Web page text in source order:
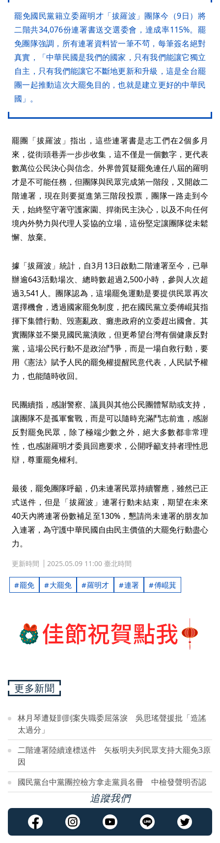
罷免國民黨籍立委羅明才「拔羅波」團隊今（9日）將
二階共34,076份連署書送交選委會，達成率115%。罷
免團隊強調，所有連署資料皆一筆不茍，每筆簽名絕對
真實，「中華民國是我們的國家，只有我們能讓它獨立
自主，只有我們能讓它不斷地更新和升級，這是全台罷
團一起推動這次大罷免目的，也就是建立更好的中華民
國」。
罷團「拔羅波」指出，這些連署書是志工們在2個多月
來，從街頭巷弄一步步收集，這不僅是一個數字，更代表
數萬位公民決心與信念。外界曾質疑罷免連任八屆的羅明
才是不可能任務，但團隊與民眾完成第一階段，又開啟二
階連署，現在則要挺進第三階段投票，團隊一路走到今
天，始終堅守著守護家園、捍衛民主決心，以及不向任何
境內外勢力與代理人妥協的立場，這份堅定讓團隊從未鬆
懈、放棄。
據「拔羅波」統計，自3月13日啟動二階連署至今，已舉
辦逾643活動場次、總時數超過2,500小時，參與人次超
過3,541人。團隊認為，這場罷免運動是要提供民眾再次
選擇機會，透過國家罷免制度，把在國民黨立委傅崐萁指
揮下集體行動、毁憲亂政、癱患政府的立委趕出國會。其
實團隊並不樂見國民黨潰敗，但更希望台灣有個健康反對
黨，這場公民行動不是政治鬥爭，而是一場自救行動，要
用《憲法》賦予人民的罷免權提醒民意代表，人民賦予權
力，也能隨時收回。
民團續指，感謝警察、議員與其他公民團體幫助或支持，
讓團隊不是孤軍奮戰，而是可以隨時充滿鬥志前進，感謝
反對罷免民眾，除了極端少數之外，絕大多數都非常理
性，也感謝羅明才委員回應要求，公開呼籲支持者理性思
辯，尊重罷免權利。
最後，罷免團隊呼籲，仍未連署民眾持續響應，雖然已正
式送件，但是「拔羅波」連署行動未結束，期望在未來
40天內將連署份數補足至130%，懇請尚未連署的朋友加
入連署，為守護中華民國自由民主價值的大罷免行動盡心
力。
更新時間 2025.05.09 11:00 臺北時間
罷免 大罷免 羅明才 連署 傅崐萁
更多新聞
林月琴遭疑剴剴案失職委屈落淚 吳思瑤聲援批「造謠
太過分」
二階連署陸續達標送件 矢板明夫列民眾支持大罷免3原
因
國民黨台中黨團控檢方拿走黨員名冊 中檢發聲明否認
追蹤我們